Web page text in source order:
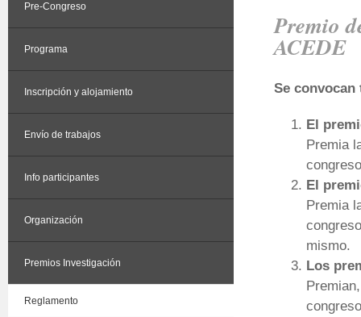
Pre-Congreso
Programa
Inscripción y alojamiento
Envío de trabajos
Info participantes
Organización
Premios Investigación
Reglamento
Premio
ACEDE
Se
El
Premia
El
Premia
mismo.
Los